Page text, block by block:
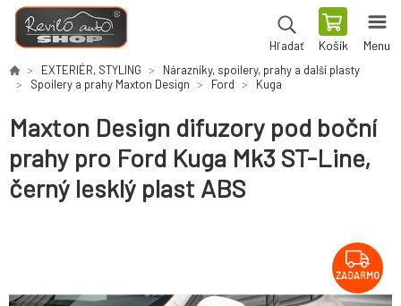
Hľadať Košík Menu
EXTERIÉR, STYLING
Nárazníky, spoilery, prahy a další plasty
Spoilery a prahy Maxton Design
Ford Kuga
Maxton Design difuzory pod boční
prahy pro Ford Kuga Mk3 ST-Line,
černý lesklý plast ABS
ZADARMO